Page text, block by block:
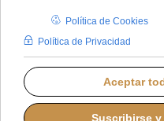
JUANA MORALES
IGLESIA EN
VIERNES, 29 AGOSTO 2025